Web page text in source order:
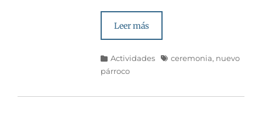
Leer más
Categorías
Actividades Etiquetas
ceremonia, nuevo
párroco